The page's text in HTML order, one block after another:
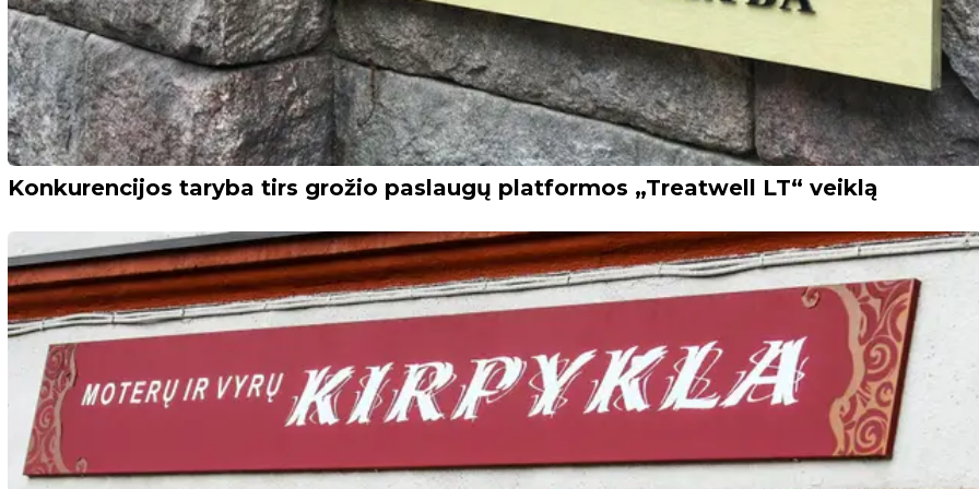
Konkurencijos taryba tirs grožio paslaugų platformos „Treatwell LT“ veiklą